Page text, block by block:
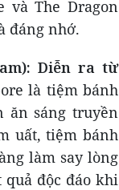
và The Dragon
đáng nhớ.
Diễn ra từ
là tiệm bánh
ăn sáng truyền
uất, tiệm bánh
làm say lòng
độc đáo khi